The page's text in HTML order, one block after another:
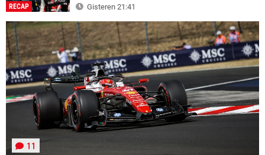
RECAP Gisteren 21:41
11